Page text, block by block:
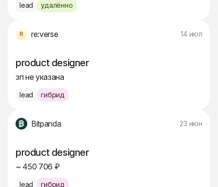
lead удалённо
re:verse 14 июл
product designer
зп не указана
lead гибрид
Bitpanda 23 июн
product designer
~ 450 706 ₽
lead гибрид